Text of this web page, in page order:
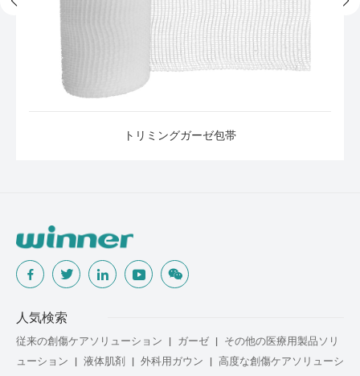
トリミングガーゼ包帯
人気検索
従来の創傷ケアソリューション ガーゼ
その他の医療用製品ソリ
ューション
液体肌剤 外科用ガウン
高度な創傷ケアソリューシ